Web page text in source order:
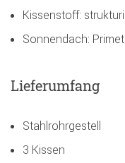
Kissenstoff:
Sonnendach:
Lieferumfang
Stahlrohrgestell
3 Kissen